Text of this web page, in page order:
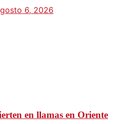
6, 2026
en llamas en Oriente